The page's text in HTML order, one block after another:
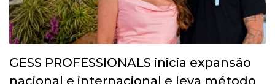
GESS PROFESSIONALS inicia expansão
nacional e internacional e leva método